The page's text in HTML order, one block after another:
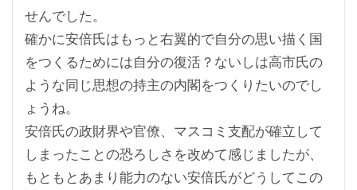
せんでした。
確かに安倍氏はもっと右翼的で自分の思い描く国
をつくるためには自分の復活？ないしは高市氏の
ような同じ思想の持主の内閣をつくりたいのでし
ょうね。
安倍氏の政財界や官僚、マスコミ支配が確立して
しまったことの恐ろしさを改めて感じましたが、
もともとあまり能力のない安倍氏がどうしてこの